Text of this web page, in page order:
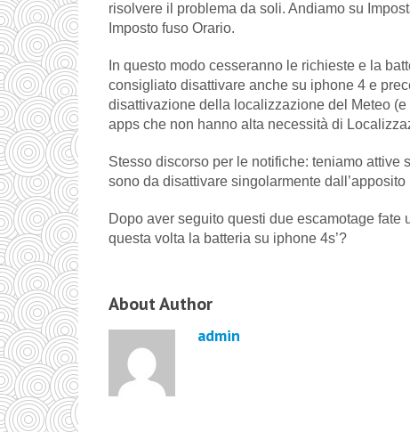
risolvere il problema da soli. Andiamo su
Imposto fuso Orario.
In questo modo cesseranno le richieste e la
consigliato disattivare anche su iphone 4 e
disattivazione della localizzazione del Meteo
apps che non hanno alta necessità di
Stesso discorso per le notifiche: teniamo attive
sono da disattivare singolarmente dall’apposito
Dopo aver seguito questi due escamotage
questa volta la batteria su iphone 4s’?
About Author
admin